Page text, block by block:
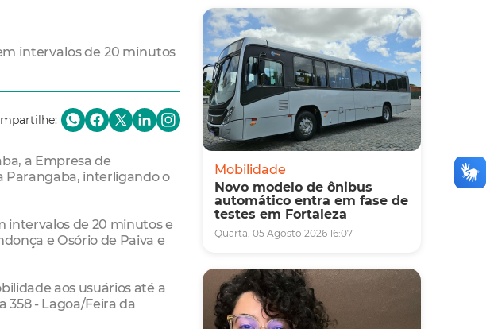
intervalos de 20 minutos
a Empresa de
Parangaba, interligando o
intervalos de 20 minutos e
e Osório de Paiva e
aos usuários até a
358 - Lagoa/Feira da
Mobilidade
Novo modelo de ônibus
automático entra em fase de
testes em Fortaleza
Quarta, 05 Agosto 2026 16:07